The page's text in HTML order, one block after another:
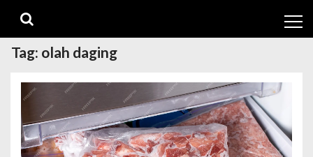
navigation
content
Tag: olah daging